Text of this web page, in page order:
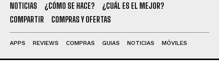
NOTICIAS ¿CÓMO SE HACE?
¿CUÁL ES EL MEJOR?
COMPARTIR
COMPRAS Y OFERTAS
APPS REVIEWS COMPRAS GUIAS NOTICIAS MÓVILES